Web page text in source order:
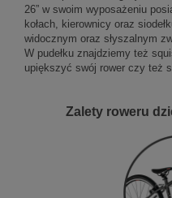
26” w swoim wyposażeniu
kołach, kierownicy oraz
widocznym oraz słyszalnym
W pudełku znajdziemy też
upiększyć swój rower czy też
Zalety roweru